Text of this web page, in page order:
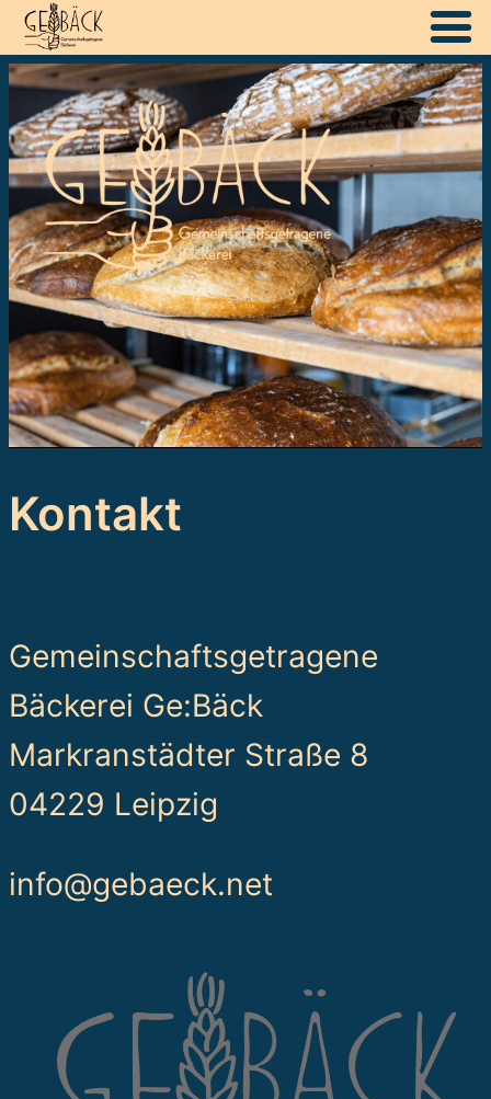
Kontakt
Gemeinschaftsgetragene
Bäckerei Ge:Bäck
Markranstädter Straße 8
04229 Leipzig
info@gebaeck.net